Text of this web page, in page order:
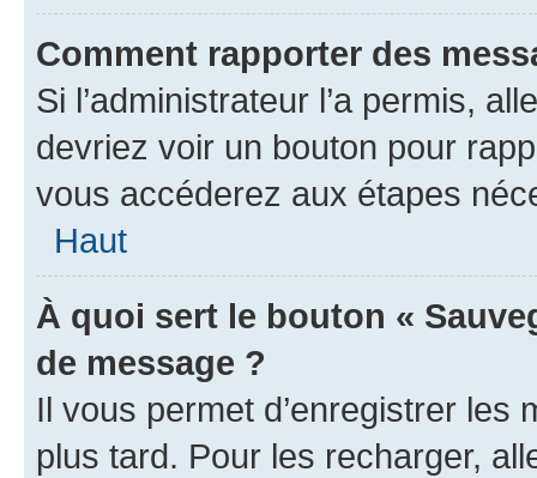
Comment rapporter des
Si l’administrateur l’a permis,
devriez voir un bouton pour
vous accéderez aux étapes
Haut
À quoi sert le bouton «
de message ?
Il vous permet d’enregistrer
plus tard. Pour les recharger,